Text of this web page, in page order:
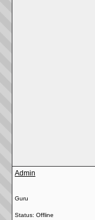
Admin
Guru
Status: Offline